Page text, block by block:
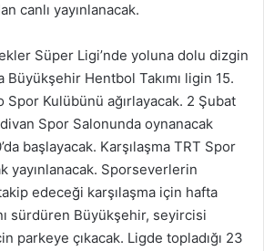
canlı yayınlanacak.
Süper Ligi’nde yoluna dolu dizgin
Büyükşehir Hentbol Takımı ligin 15.
Spor Kulübünü ağırlayacak. 2 Şubat
Spor Salonunda oynanacak
başlayacak. Karşılaşma TRT Spor
yayınlanacak. Sporseverlerin
edeceği karşılaşma için hafta
sürdüren Büyükşehir, seyircisi
parkeye çıkacak. Ligde topladığı 23